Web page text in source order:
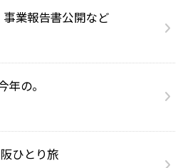
業報告書公開など
の。
ひとり旅